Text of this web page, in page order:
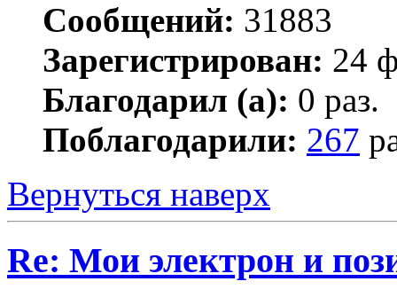
Сообщений: 31883
Зарегистрирован: 24
Благодарил (а): 0 раз.
Поблагодарили: 267
Вернуться наверх
Re: Мои электрон и